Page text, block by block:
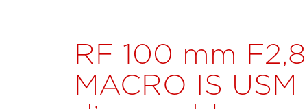
RF 100 mm
MACRO IS USM